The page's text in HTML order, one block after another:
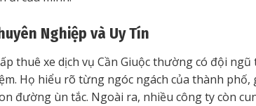
Nghiệp và Uy Tín
thuê xe dịch vụ Cần Giuộc thường có đội
Họ hiểu rõ từng ngóc ngách của thành
đường ùn tắc. Ngoài ra, nhiều công ty còn